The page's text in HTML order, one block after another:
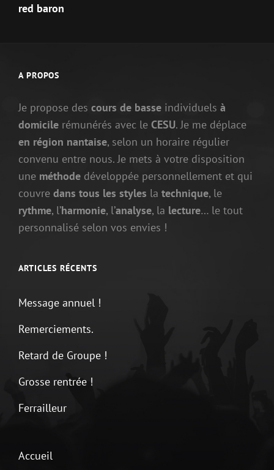
Post
red baron
A PROPOS
Je propose des cours de basse individuels à
domicile rémunérés avec le CESU. Je me déplace
en région nantaise, selon un horaire régulier
convenu entre nous. Je mets à votre disposition
une méthode développée personnellement et qui
couvre dans tous les styles la technique, le
rythme, l’harmonie, l’analyse, la lecture… le tout
personnalisé selon vos envies !
ARTICLES RÉCENTS
Message annuel !
Remerciements.
Retard de Groupe !
Grosse rentrée !
Ferrailleur
Accueil